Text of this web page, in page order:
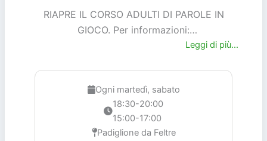
RIAPRE IL CORSO ADULTI DI PAROLE IN
GIOCO. Per informazioni:
paroleingioco.adulti@gmail.comLeggi di più...
Ogni martedì, sabato
18:30-20:00
15:00-17:00
Padiglione da Feltre